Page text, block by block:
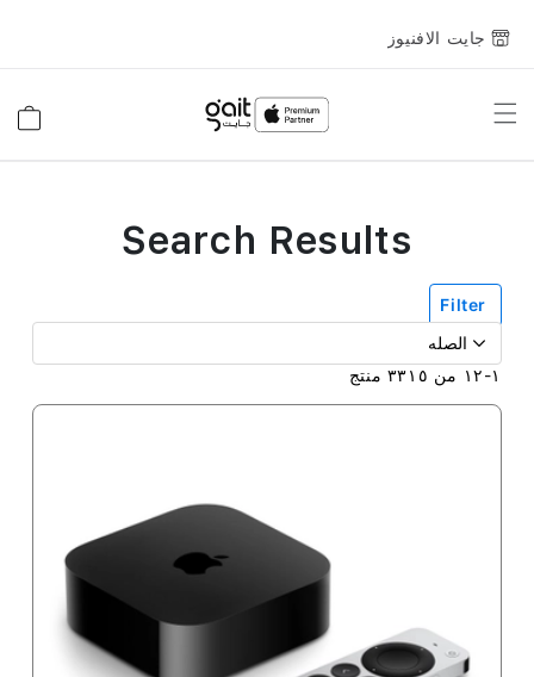
جايت الافنيوز
Toggle
Filter
١-١٢ من ٣٣١٥ منتج
Search Results